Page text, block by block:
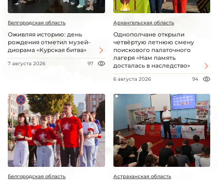
Белгородская область
Оживляя историю: день
рождения отметил музей-
диорама «Курская битва»
7 августа 2026 97
Архангельская область
Однополчане открыли
четвёртую летнюю смену
поискового палаточного
лагеря «Нам память
досталась в наследство»
6 августа 2026 94
Белгородская область Астраханская область